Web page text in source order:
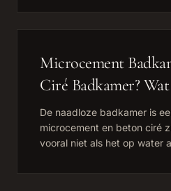
Microcement
Ciré Badkamer?
De naadloze badkamer is
microcement en beton ciré
vooral niet als het op water